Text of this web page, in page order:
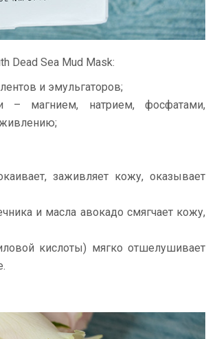
Dead Sea Mud Mask:
и эмульгаторов;
– магнием, натрием, фосфатами,
заживляет кожу, оказывает
и масла авокадо смягчает кожу,
кислоты) мягко отшелушивает